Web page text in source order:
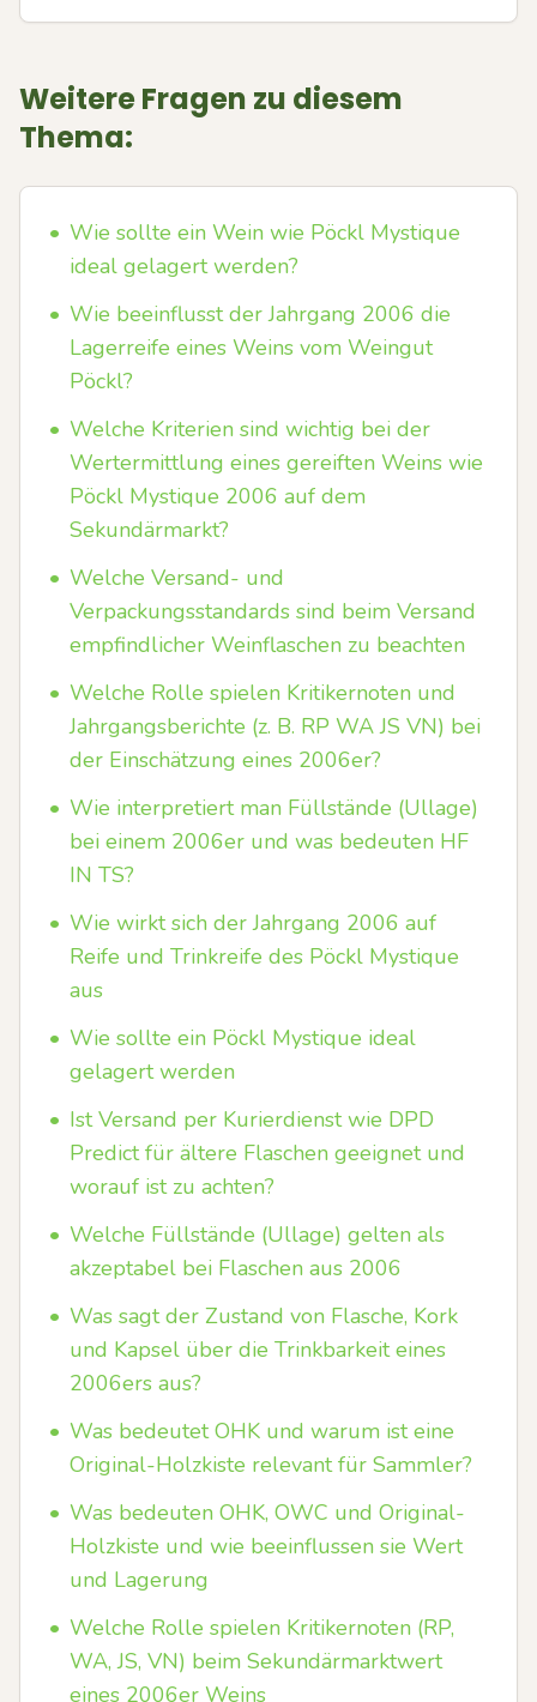
Weitere Fragen zu diesem
Thema:
• Wie sollte ein Wein wie Pöckl Mystique
ideal gelagert werden?
• Wie beeinflusst der Jahrgang 2006 die
Lagerreife eines Weins vom Weingut
Pöckl?
• Welche Kriterien sind wichtig bei der
Wertermittlung eines gereiften Weins wie
Pöckl Mystique 2006 auf dem
Sekundärmarkt?
• Welche Versand- und
Verpackungsstandards sind beim Versand
empfindlicher Weinflaschen zu beachten
• Welche Rolle spielen Kritikernoten und
Jahrgangsberichte (z. B. RP WA JS VN) bei
der Einschätzung eines 2006er?
• Wie interpretiert man Füllstände (Ullage)
bei einem 2006er und was bedeuten HF
IN TS?
• Wie wirkt sich der Jahrgang 2006 auf
Reife und Trinkreife des Pöckl Mystique
aus
• Wie sollte ein Pöckl Mystique ideal
gelagert werden
• Ist Versand per Kurierdienst wie DPD
Predict für ältere Flaschen geeignet und
worauf ist zu achten?
• Welche Füllstände (Ullage) gelten als
akzeptabel bei Flaschen aus 2006
• Was sagt der Zustand von Flasche, Kork
und Kapsel über die Trinkbarkeit eines
2006ers aus?
• Was bedeutet OHK und warum ist eine
Original-Holzkiste relevant für Sammler?
• Was bedeuten OHK, OWC und Original-
Holzkiste und wie beeinflussen sie Wert
und Lagerung
• Welche Rolle spielen Kritikernoten (RP,
WA, JS, VN) beim Sekundärmarktwert
eines 2006er Weins